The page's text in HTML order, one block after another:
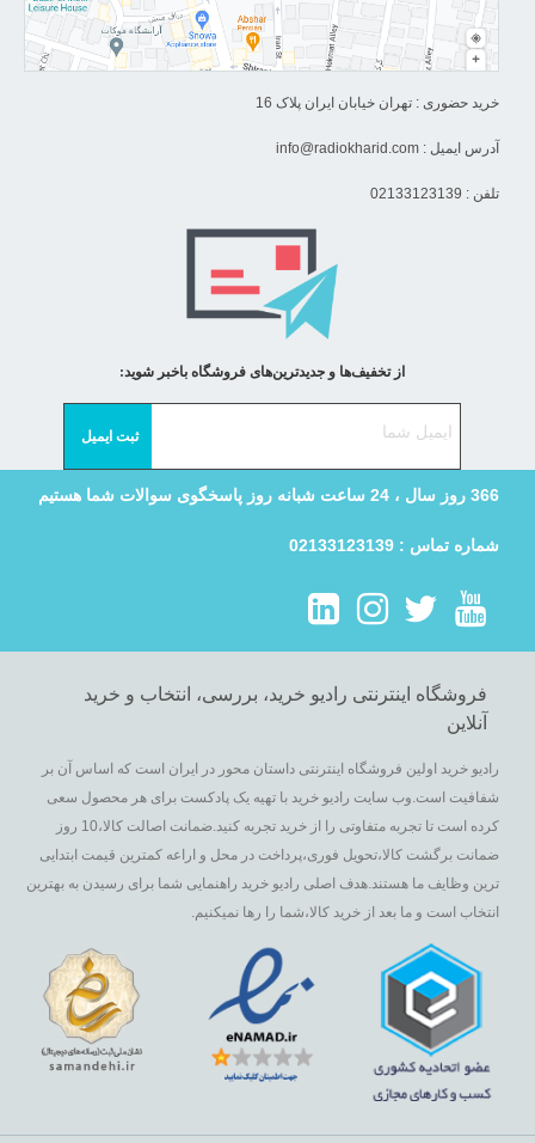
خرید حضوری : تهران خیابان ایران پلاک 16
آدرس ایمیل : info@radiokharid.com
تلفن : 02133123139
366 روز سال ، 24 ساعت شبانه روز پاسخگوی سوالات شما هستیم
شماره تماس : 02133123139
از تخفیف‌ها و جدیدترین‌های فروشگاه باخبر شوید:
فروشگاه اینترنتی رادیو خرید، بررسی، انتخاب و خرید
آنلاین
رادیو خرید اولین فروشگاه اینترنتی داستان محور در ایران است که اساس آن بر
شفافیت است.وب سایت رادیو خرید با تهیه یک پادکست برای هر محصول سعی
کرده است تا تجربه متفاوتی را از خرید تجربه کنید.ضمانت اصالت کالا،10 روز
ضمانت برگشت کالا،تحویل فوری،پرداخت در محل و اراعه کمترین قیمت ابتدایی
ترین وظایف ما هستند.هدف اصلی رادیو خرید راهنمایی شما برای رسیدن به بهترین
انتخاب است و ما بعد از خرید کالا،شما را رها نمیکنیم.